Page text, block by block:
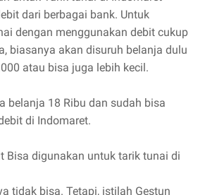
dari berbagai bank. Untuk
dengan menggunakan debit cukup
biasanya akan disuruh belanja dulu
atau bisa juga lebih kecil.
belanja 18 Ribu dan sudah bisa
di Indomaret.
Bisa digunakan untuk tarik tunai di
tidak bisa. Tetapi, istilah Gestun